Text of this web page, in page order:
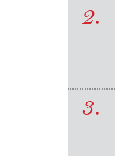
2.
3.